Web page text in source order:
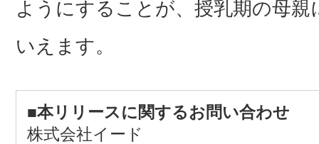
ようにすることが、授乳期の母
いえます。
■本リリースに関するお問い合わせ
株式会社イード